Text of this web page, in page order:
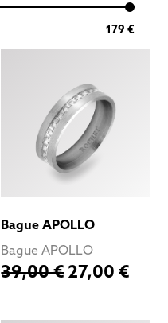
179 €
Bague APOLLO
Bague APOLLO
39,00 €27,00 €